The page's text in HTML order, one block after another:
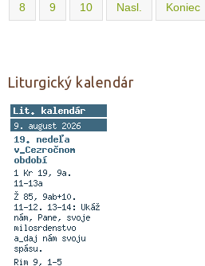
8 9 10 Nasl. Koniec
Liturgický kalendár